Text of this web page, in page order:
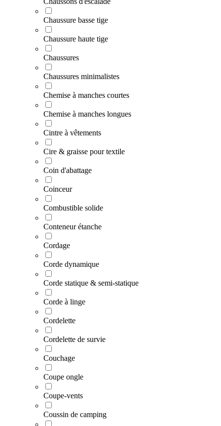
Chaussure basse tige
Chaussure haute tige
Chaussures
Chaussures minimalistes
Chemise à manches courtes
Chemise à manches longues
Cintre à vêtements
Cire & graisse pour textile
Coin d'abattage
Coinceur
Combustible solide
Conteneur étanche
Cordage
Corde dynamique
Corde statique & semi-statique
Corde à linge
Cordelette
Cordelette de survie
Couchage
Coupe ongle
Coupe-vents
Coussin de camping